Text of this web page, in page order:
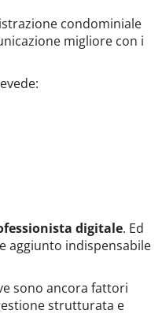
condominiale
migliore con i
digitale. Ed
aggiunto indispensabile
sono ancora fattori
strutturata e